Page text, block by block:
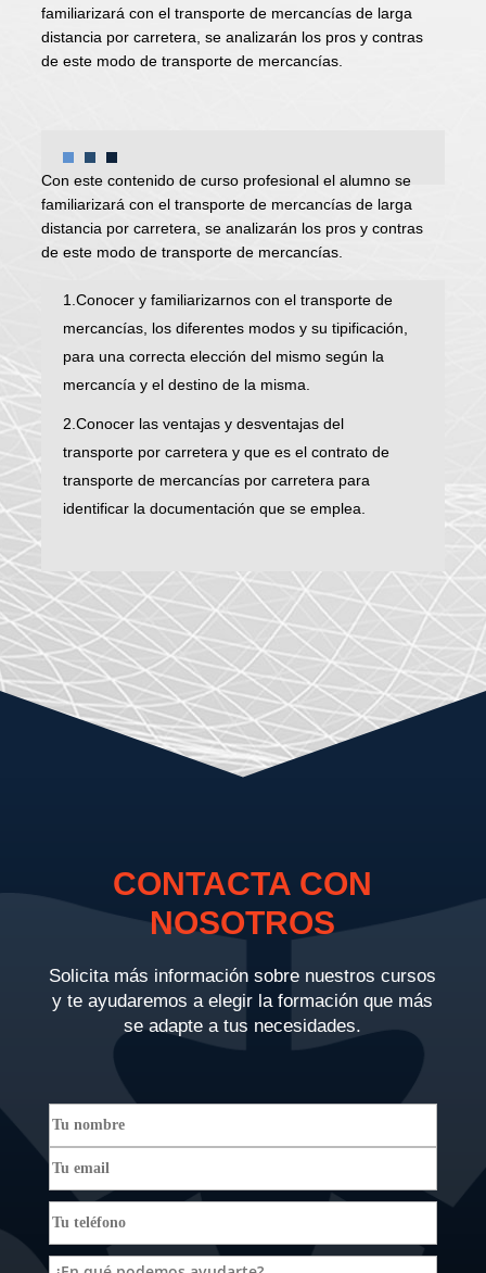
familiarizará con el transporte de mercancías de larga
distancia por carretera, se analizarán los pros y contras
de este modo de transporte de mercancías.
Con este contenido de curso profesional el alumno se
familiarizará con el transporte de mercancías de larga
distancia por carretera, se analizarán los pros y contras
de este modo de transporte de mercancías.
1.Conocer y familiarizarnos con el transporte de
mercancías, los diferentes modos y su tipificación,
para una correcta elección del mismo según la
mercancía y el destino de la misma.
2.Conocer las ventajas y desventajas del
transporte por carretera y que es el contrato de
transporte de mercancías por carretera para
identificar la documentación que se emplea.
CONTACTA CON
NOSOTROS
Solicita más información sobre nuestros cursos
y te ayudaremos a elegir la formación que más
se adapte a tus necesidades.